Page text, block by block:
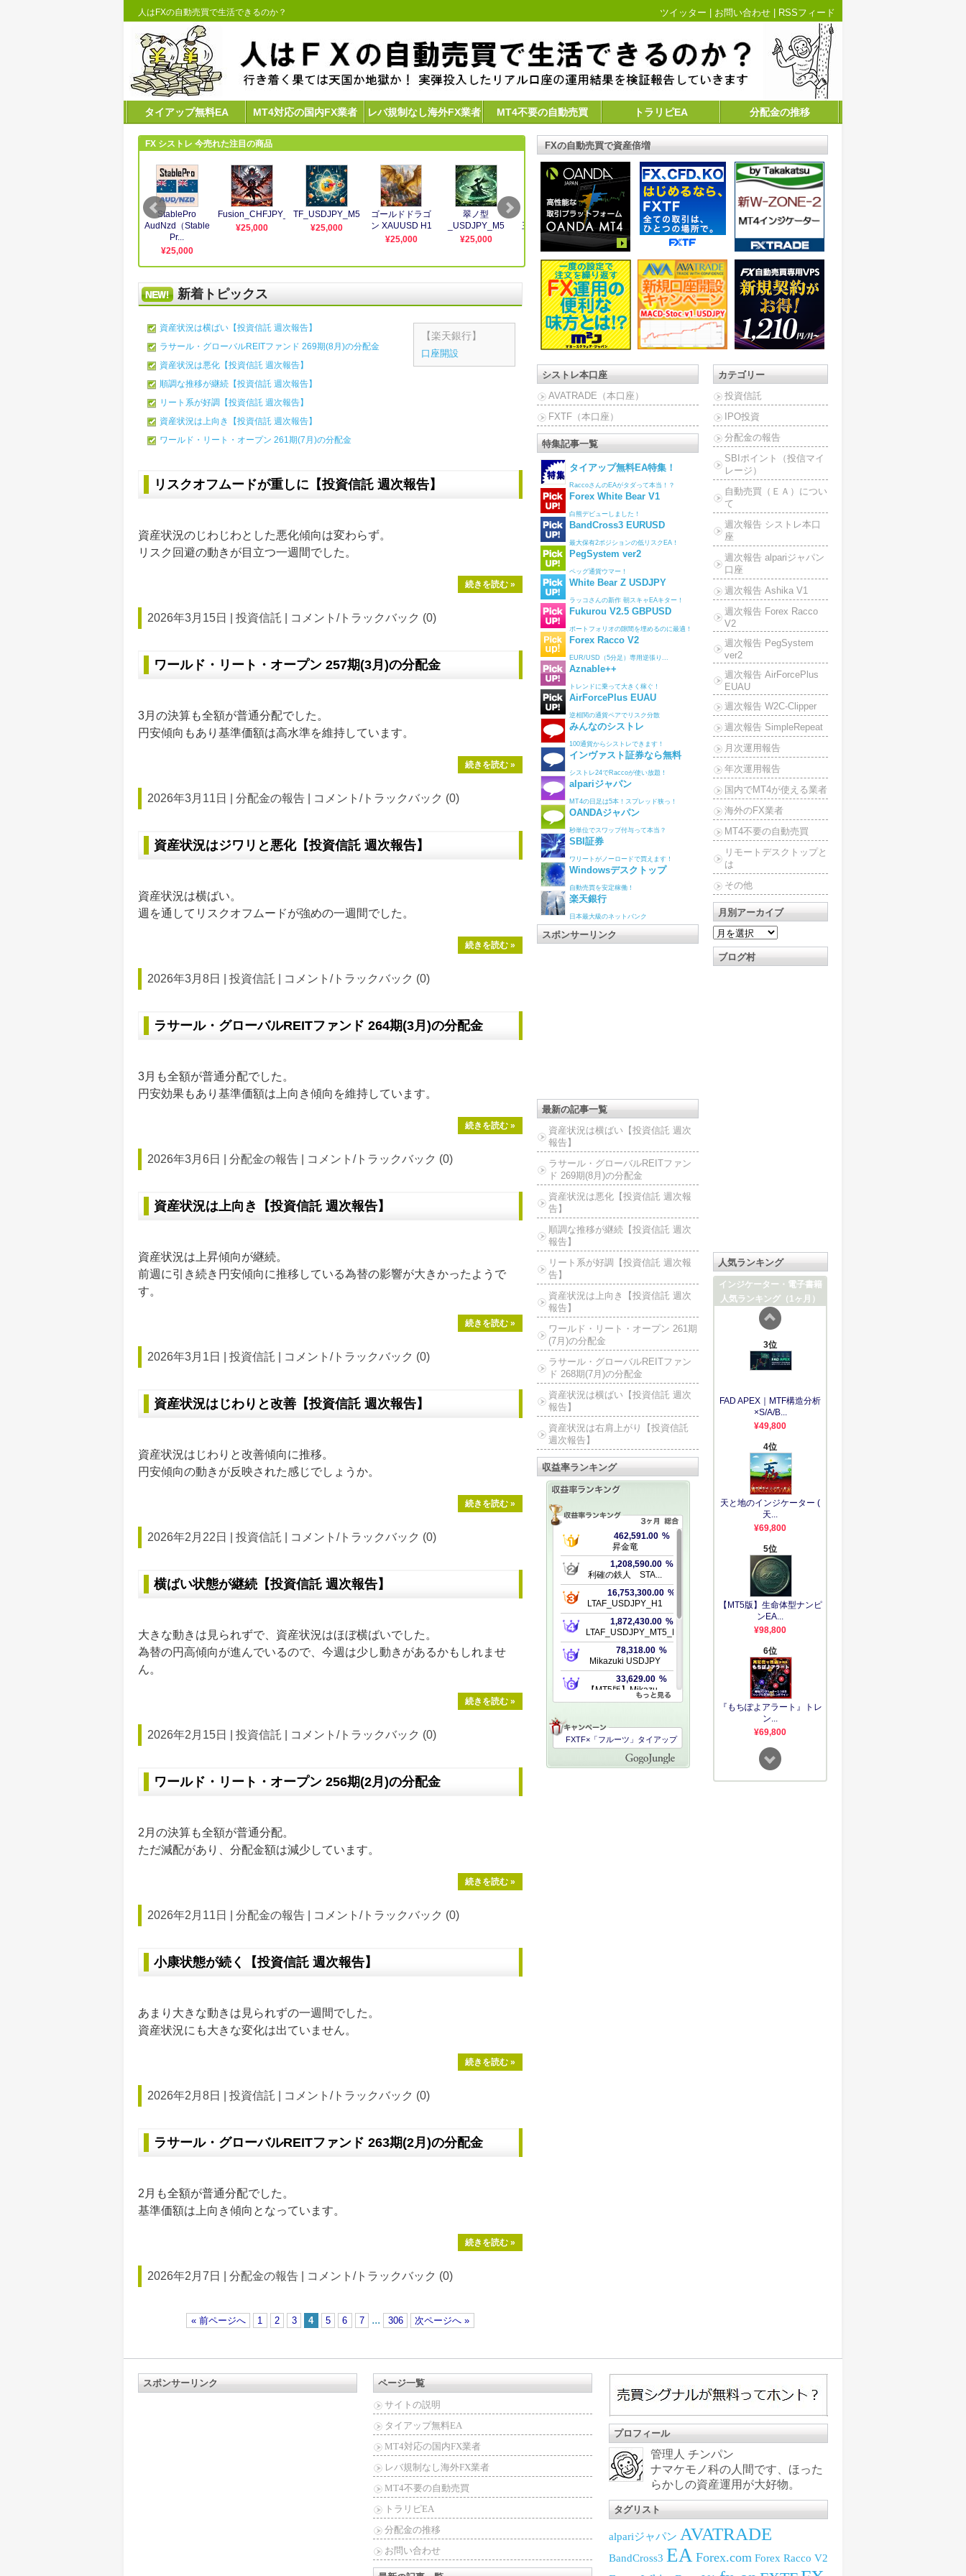
人はFXの自動売買で生活できるのか？ ツイッター お問い合わせ RSSフィード
タイアップ無料EA MT4対応の国内FX業者 レバ規制なし海外FX業者 MT4不要の自動売買 トラリピEA 分配金の推移
新着トピックス
【楽天銀行】
口座開設
資産状況は横ばい【投資信託 週次報告】
ラサール・グローバルREITファンド 269期(8月)の分配金
資産状況は悪化【投資信託 週次報告】
順調な推移が継続【投資信託 週次報告】
リート系が好調【投資信託 週次報告】
資産状況は上向き【投資信託 週次報告】
ワールド・リート・オープン 261期(7月)の分配金
リスクオフムードが重しに【投資信託 週次報告】
資産状況のじわじわとした悪化傾向は変わらず。
リスク回避の動きが目立つ一週間でした。
続きを読む »
2026年3月15日 | 投資信託 コメント/トラックバック (0)
ワールド・リート・オープン 257期(3月)の分配金
3月の決算も全額が普通分配でした。
円安傾向もあり基準価額は高水準を維持しています。
続きを読む »
2026年3月11日 | 分配金の報告 コメント/トラックバック (0)
資産状況はジワリと悪化【投資信託 週次報告】
資産状況は横ばい。
週を通してリスクオフムードが強めの一週間でした。
続きを読む »
2026年3月8日 | 投資信託 コメント/トラックバック (0)
ラサール・グローバルREITファンド 264期(3月)の分配金
3月も全額が普通分配でした。
円安効果もあり基準価額は上向き傾向を維持しています。
続きを読む »
2026年3月6日 | 分配金の報告 コメント/トラックバック (0)
資産状況は上向き【投資信託 週次報告】
資産状況は上昇傾向が継続。
前週に引き続き円安傾向に推移している為替の影響が大きかったようで
す。
続きを読む »
2026年3月1日 | 投資信託 コメント/トラックバック (0)
資産状況はじわりと改善【投資信託 週次報告】
資産状況はじわりと改善傾向に推移。
円安傾向の動きが反映された感じでしょうか。
続きを読む »
2026年2月22日 | 投資信託 コメント/トラックバック (0)
横ばい状態が継続【投資信託 週次報告】
大きな動きは見られずで、資産状況はほぼ横ばいでした。
為替の円高傾向が進んでいるので、今週は少し動きがあるかもしれませ
ん。
続きを読む »
2026年2月15日 | 投資信託 コメント/トラックバック (0)
ワールド・リート・オープン 256期(2月)の分配金
2月の決算も全額が普通分配。
ただ減配があり、分配金額は減少しています。
続きを読む »
2026年2月11日 | 分配金の報告 コメント/トラックバック (0)
小康状態が続く【投資信託 週次報告】
あまり大きな動きは見られずの一週間でした。
資産状況にも大きな変化は出ていません。
続きを読む »
2026年2月8日 | 投資信託 コメント/トラックバック (0)
ラサール・グローバルREITファンド 263期(2月)の分配金
2月も全額が普通分配でした。
基準価額は上向き傾向となっています。
続きを読む »
2026年2月7日 | 分配金の報告 コメント/トラックバック (0)
« 前ページへ 1 2 3 4 5 6 7 ... 306 次ページへ »
FXの自動売買で資産倍増
カテゴリー
投資信託
IPO投資
分配金の報告
SBIポイント（投信マイ
レージ）
自動売買（ＥＡ）につい
て
週次報告 シストレ本口
座
週次報告 alpariジャパン
口座
週次報告 Ashika V1
週次報告 Forex Racco
V2
週次報告 PegSystem
ver2
週次報告 AirForcePlus
EUAU
週次報告 W2C-Clipper
週次報告 SimpleRepeat
月次運用報告
年次運用報告
国内でMT4が使える業者
海外のFX業者
MT4不要の自動売買
リモートデスクトップと
は
その他
月別アーカイブ
ブログ村
人気ランキング
シストレ本口座
AVATRADE（本口座）
FXTF（本口座）
特集記事一覧
タイアップ無料EA特集！
RaccoさんのEAがタダって本当！？
Forex White Bear V1
白熊デビューしました！
BandCross3 EURUSD
最大保有2ポジションの低リスクEA！
PegSystem ver2
ペッグ通貨ウマー！
White Bear Z USDJPY
ラッコさんの新作 朝スキャEAキター！
Fukurou V2.5 GBPUSD
ポートフォリオの隙間を埋めるのに最適！
Forex Racco V2
EUR/USD（5分足）専用逆張り...
Aznable++
トレンドに乗って大きく稼ぐ！
AirForcePlus EUAU
逆相関の通貨ペアでリスク分散
みんなのシストレ
100通貨からシストレできます！
インヴァスト証券なら無料
シストレ24でRaccoが使い放題！
alpariジャパン
MT4の日足は5本！スプレッド狭っ！
OANDAジャパン
秒単位でスワップ付与って本当？
SBI証券
ワリートがノーロードで買えます！
Windowsデスクトップ
自動売買を安定稼働！
楽天銀行
日本最大級のネットバンク
スポンサーリンク
最新の記事一覧
資産状況は横ばい【投資信託 週次
報告】
ラサール・グローバルREITファン
ド 269期(8月)の分配金
資産状況は悪化【投資信託 週次報
告】
順調な推移が継続【投資信託 週次
報告】
リート系が好調【投資信託 週次報
告】
資産状況は上向き【投資信託 週次
報告】
ワールド・リート・オープン 261期
(7月)の分配金
ラサール・グローバルREITファン
ド 268期(7月)の分配金
資産状況は横ばい【投資信託 週次
報告】
資産状況は右肩上がり【投資信託
週次報告】
収益率ランキング
スポンサーリンク ページ一覧
サイトの説明
タイアップ無料EA
MT4対応の国内FX業者
レバ規制なし海外FX業者
MT4不要の自動売買
トラリピEA
分配金の推移
お問い合わせ
プロフィール
管理人 チンパン
ナマケモノ科の人間です、ほった
らかしの資産運用が大好物。
タグリスト
alpariジャパン AVATRADE
BandCross3 EA Forex.com Forex Racco V2